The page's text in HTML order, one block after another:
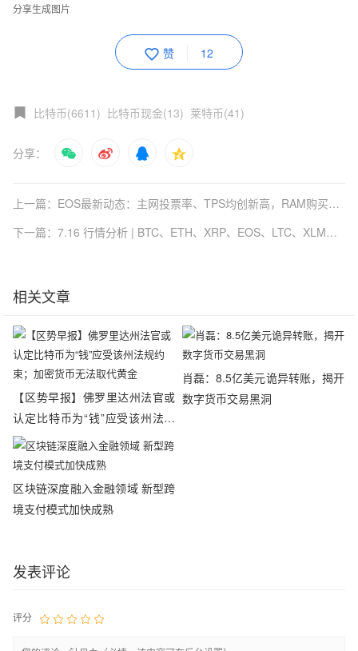
分享生成图片
赞 12
比特币(6611) 比特币现金(13) 莱特币(41)
分享：
上一篇：EOS最新动态：主网投票率、TPS均创新高，RAM购买量下降2.18%
下一篇：7.16 行情分析 | BTC、ETH、XRP、EOS、LTC、XLM、TRX、IOTA…
相关文章
【区势早报】佛罗里达州法官或
认定比特币为“钱”应受该州法规
约束；加密货币无法取代黄金
肖磊：8.5亿美元诡异转账，揭开
数字货币交易黑洞
区块链深度融入金融领域 新型跨
境支付模式加快成熟
发表评论
评分